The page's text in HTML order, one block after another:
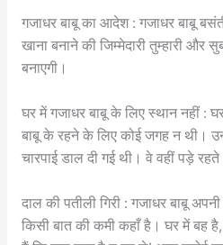
गजाधर बाबू का आदेश : गजाधर बाबू
खाना बनाने की जिम्मेदारी तुम्हारी और
बनाएगी।
घर में गजाधर बाबू के लिए स्थान नहीं :
बाबू के रहने के लिए कोई जगह न थी।
चारपाई डाल दी गई थी। वे वहीं पड़े
दाल की पतीली गिरी : गजाधर बाबू
किसी बात की कमी कहाँ है। घर में बह